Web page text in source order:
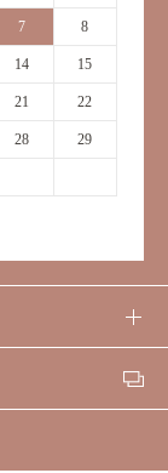
7 8
14 15
21 22
28 29